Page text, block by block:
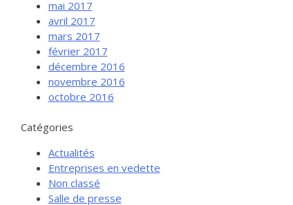
Services aux entreprises
Innovation / Productivité
Investir en Nouvelle-Beauce
Services-conseils – démarrage
mai 2017
avril 2017
mars 2017
février 2017
décembre 2016
novembre 2016
octobre 2016
Catégories
Actualités
Entreprises en vedette
Non classé
Salle de presse